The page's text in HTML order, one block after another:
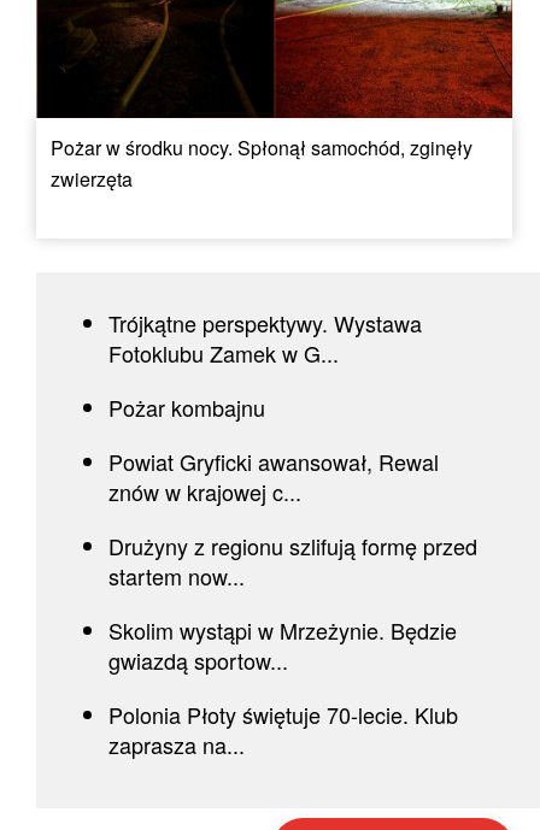
Pożar w środku nocy. Spłonął samochód, zginęły
zwierzęta
Trójkątne perspektywy. Wystawa
Fotoklubu Zamek w G...
Pożar kombajnu
Powiat Gryficki awansował, Rewal
znów w krajowej c...
Drużyny z regionu szlifują formę przed
startem now...
Skolim wystąpi w Mrzeżynie. Będzie
gwiazdą sportow...
Polonia Płoty świętuje 70-lecie. Klub
zaprasza na...